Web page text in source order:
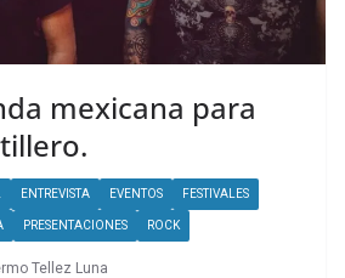
mexicana para
ENTREVISTA EVENTOS FESTIVALES
PRESENTACIONES ROCK
Tellez Luna